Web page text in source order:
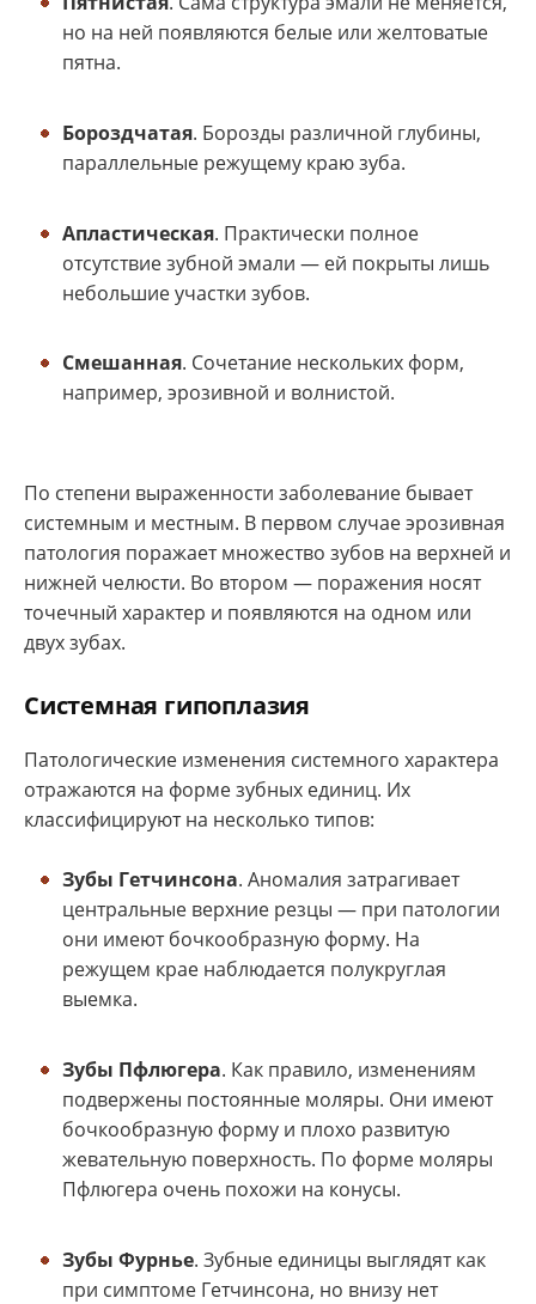
но на ней появляются белые или желтоватые
пятна.
Бороздчатая. Борозды различной глубины,
параллельные режущему краю зуба.
Апластическая. Практически полное
отсутствие зубной эмали — ей покрыты лишь
небольшие участки зубов.
Смешанная. Сочетание нескольких форм,
например, эрозивной и волнистой.
По степени выраженности заболевание бывает
системным и местным. В первом случае эрозивная
патология поражает множество зубов на верхней и
нижней челюсти. Во втором — поражения носят
точечный характер и появляются на одном или
двух зубах.
Системная гипоплазия
Патологические изменения системного характера
отражаются на форме зубных единиц. Их
классифицируют на несколько типов:
Зубы Гетчинсона. Аномалия затрагивает
центральные верхние резцы — при патологии
они имеют бочкообразную форму. На
режущем крае наблюдается полукруглая
выемка.
Зубы Пфлюгера. Как правило, изменениям
подвержены постоянные моляры. Они имеют
бочкообразную форму и плохо развитую
жевательную поверхность. По форме моляры
Пфлюгера очень похожи на конусы.
Зубы Фурнье. Зубные единицы выглядят как
при симптоме Гетчинсона, но внизу нет